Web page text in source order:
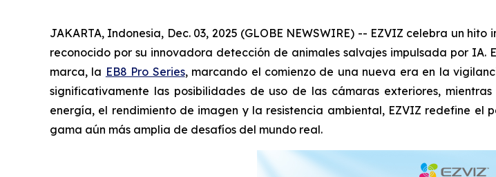
JAKARTA, Indonesia, Dec. 03, 2025 (GLOBE NEWSWIRE) -- EZVIZ celebra un
reconocido por su innovadora detección de animales salvajes impulsada por
marca, la EB8 Pro Series, marcando el comienzo de una nueva era en la
significativamente las posibilidades de uso de las cámaras exteriores,
energía, el rendimiento de imagen y la resistencia ambiental, EZVIZ redefine
gama aún más amplia de desafíos del mundo real.